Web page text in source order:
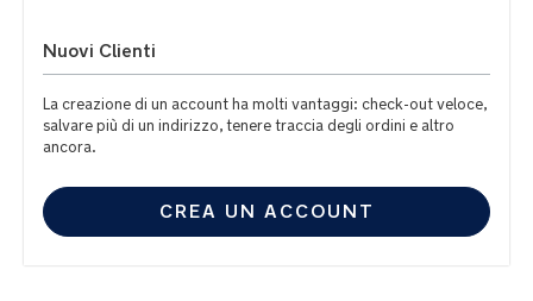
Nuovi Clienti
La creazione di un account ha molti vantaggi: check-out veloce,
salvare più di un indirizzo, tenere traccia degli ordini e altro
ancora.
CREA UN ACCOUNT